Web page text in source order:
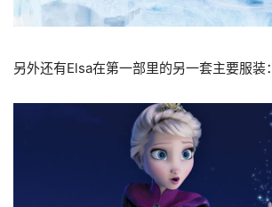
另外还有Elsa在第一部里的另一套主要服装：